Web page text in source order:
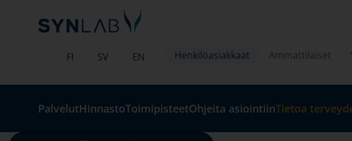
FI SV EN Henkilöasiakkaat Ammattilaiset
PalvelutHinnastoToimipisteetOhjeita asiointiinTietoa